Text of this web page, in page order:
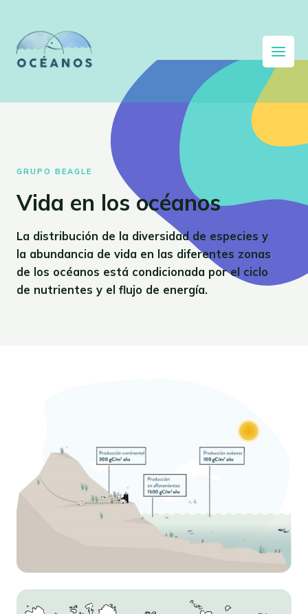
GRUPO BEAGLE
Vida en los océanos
La distribución de la diversidad de especies y
la abundancia de vida en las diferentes zonas
de los océanos está condicionada por el ciclo
de nutrientes y el flujo de energía.